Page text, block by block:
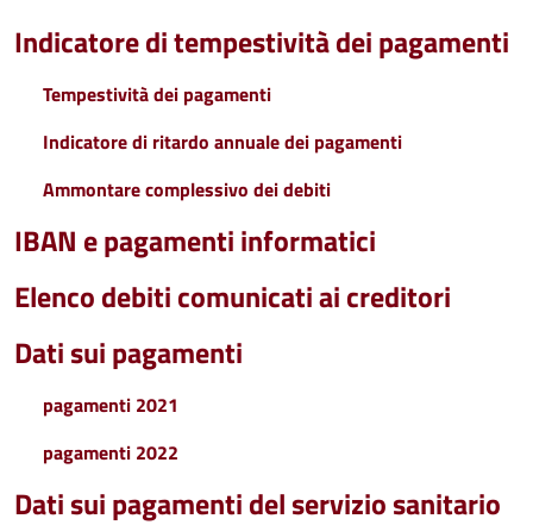
Indicatore di tempestività dei pagamenti
Tempestività dei pagamenti
Indicatore di ritardo annuale dei pagamenti
Ammontare complessivo dei debiti
IBAN e pagamenti informatici
Elenco debiti comunicati ai creditori
Dati sui pagamenti
pagamenti 2021
pagamenti 2022
Dati sui pagamenti del servizio sanitario